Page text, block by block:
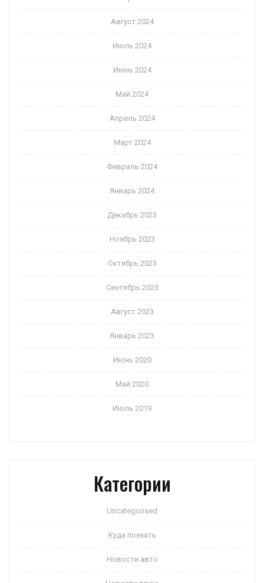
Август 2024
Июль 2024
Июнь 2024
Май 2024
Апрель 2024
Март 2024
Февраль 2024
Январь 2024
Декабрь 2023
Ноябрь 2023
Октябрь 2023
Сентябрь 2023
Август 2023
Январь 2023
Июнь 2020
Май 2020
Июль 2019
Категории
Uncategorised
Куда поехать
Новости авто